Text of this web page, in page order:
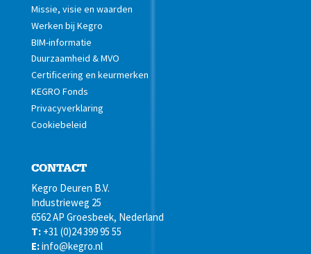
Missie, visie en waarden
Werken bij Kegro
BIM-informatie
Duurzaamheid & MVO
Certificering en keurmerken
KEGRO Fonds
Privacyverklaring
Cookiebeleid
CONTACT
Kegro Deuren B.V.
Industrieweg 25
6562 AP Groesbeek, Nederland
T: +31 (0)24 399 95 55
E:info@kegro.nl